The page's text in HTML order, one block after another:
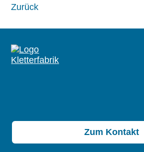
Zurück
Zum Kontakt